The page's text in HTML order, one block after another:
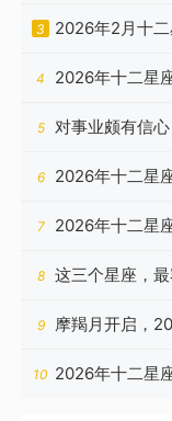
身”是福是祸
3
2026年2月十
年状态如何？
4
2026年十二星
锋芒所向，自
5
对事业颇有信
月开始半点不
6
2026年十二星
风波暂渡，心
7
2026年十二星
养晦，静待春归
8 这三个星座，
9
摩羯月开启，
10 2026年十二星